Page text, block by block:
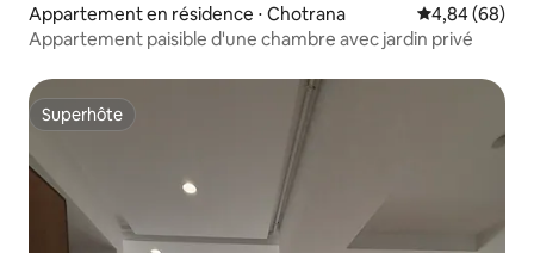
Appartement en résidence ⋅ Chotrana Évaluation
4,84 (68)
Appartement paisible d'une chambre avec jardin privé
Superhôte
Superhôte